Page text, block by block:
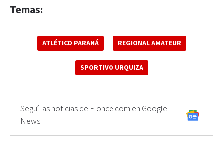
Temas:
ATLÉTICO PARANÁ REGIONAL AMATEUR
SPORTIVO URQUIZA
Seguí las noticias de Elonce.com en Google
News